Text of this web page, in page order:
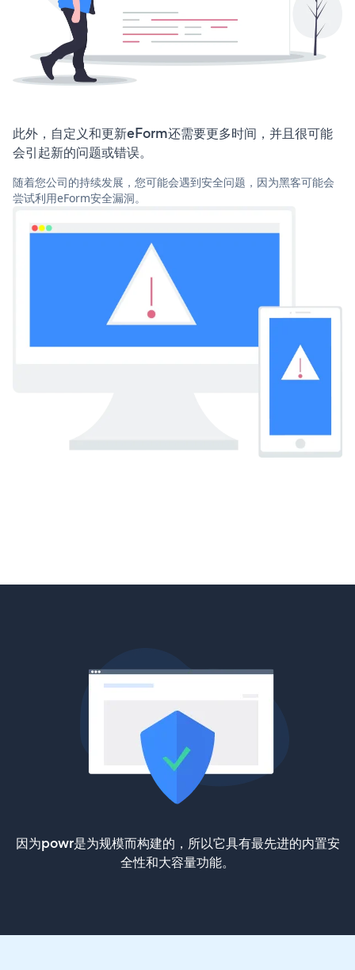
此外，自定义和更新eForm还需要更多时间，并且很可能
会引起新的问题或错误。
随着您公司的持续发展，您可能会遇到安全问题，因为黑客可能会
尝试利用eForm安全漏洞。
因为powr是为规模而构建的，所以它具有最先进的内置安
全性和大容量功能。